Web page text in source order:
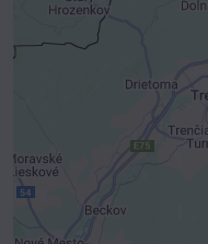
Prajete si načítať
Povoliť
Povoliť a
cookie: